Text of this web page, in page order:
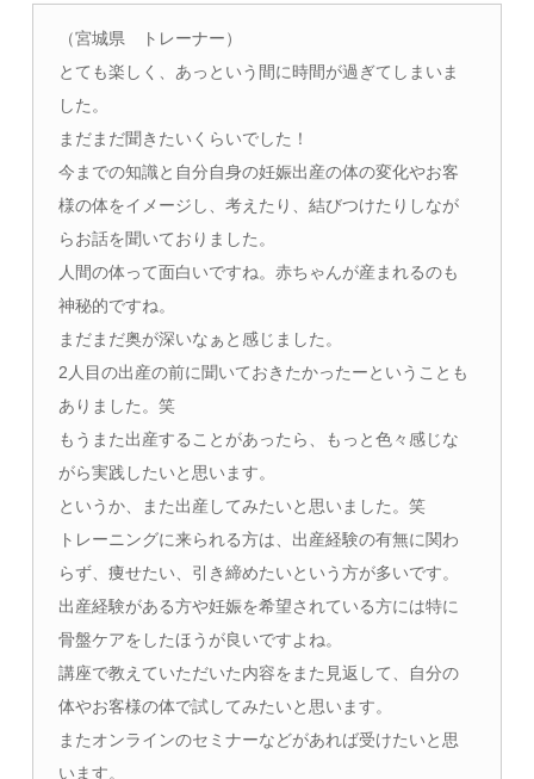
（宮城県 トレーナー）
とても楽しく、あっという間に時間が過ぎてしまいま
した。
まだまだ聞きたいくらいでした！
今までの知識と自分自身の妊娠出産の体の変化やお客
様の体をイメージし、考えたり、結びつけたりしなが
らお話を聞いておりました。
人間の体って面白いですね。赤ちゃんが産まれるのも
神秘的ですね。
まだまだ奥が深いなぁと感じました。
2人目の出産の前に聞いておきたかったーということも
ありました。笑
もうまた出産することがあったら、もっと色々感じな
がら実践したいと思います。
というか、また出産してみたいと思いました。笑
トレーニングに来られる方は、出産経験の有無に関わ
らず、痩せたい、引き締めたいという方が多いです。
出産経験がある方や妊娠を希望されている方には特に
骨盤ケアをしたほうが良いですよね。
講座で教えていただいた内容をまた見返して、自分の
体やお客様の体で試してみたいと思います。
またオンラインのセミナーなどがあれば受けたいと思
います。